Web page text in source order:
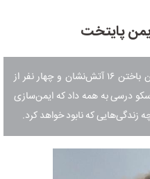
تصور اینکه روزی حادثه بزرگی همچون فرو ریختن ساختمان پلاسکو و جان باختن ۱۶ آتش‌نشان و چهار نفر از
درسی به همه داد که ایمن‌سازی
زندگی‌هایی که نابود خواهد کرد.